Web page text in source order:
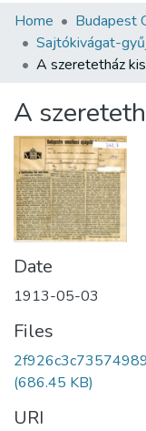
Communities &
All of DSpace
About us
Home Budapest
Sajtókivágat-
A szeretetház
A
Date
1913-05-03
Files
(686.45 KB)
URI